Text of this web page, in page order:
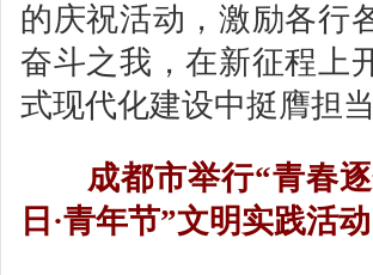
的庆祝活动，激励各行
奋斗之我，在新征程上
式现代化建设中挺膺担当
成都市举行“青春
日·青年节”文明实践活动